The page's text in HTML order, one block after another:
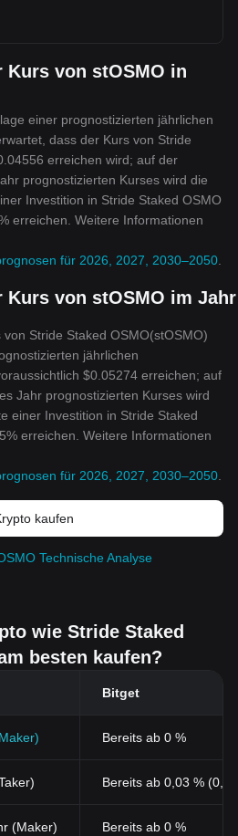
von stOSMO in
einer prognostizierten jährlichen
dass der Kurs von Stride
erreichen wird; auf der
prognostizierten Kurses wird die
Investition in Stride Staked OSMO
erreichen. Weitere Informationen
für 2026, 2027, 2030–2050
von stOSMO im
Stride Staked OSMO(stOSMO)
jährlichen
$0.05274 erreichen; auf
Jahr prognostizierten Kurses wird
einer Investition in Stride Staked
erreichen. Weitere Informationen
für 2026, 2027, 2030–2050
kaufen
Technische Analyse
wie Stride Staked
besten kaufen?
Bitget
Bereits ab 0 %
Bereits ab 0,03 %
(Maker) Bereits ab 0 %